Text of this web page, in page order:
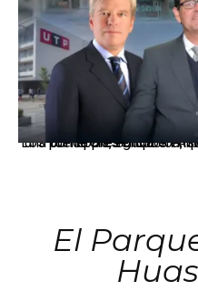
Los principales grupos empresariales del país mantienen una fuerte
El